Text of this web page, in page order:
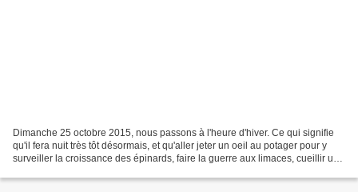
Dimanche 25 octobre 2015, nous passons à l'heure d'hiver. Ce qui signifie
qu'il fera nuit très tôt désormais, et qu'aller jeter un oeil au potager pour y
surveiller la croissance des épinards, faire la guerre aux limaces, cueillir une